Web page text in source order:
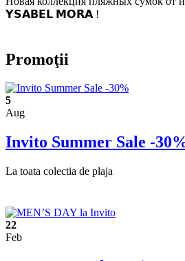
𝗬𝗦𝗔𝗕𝗘𝗟 𝗠𝗢𝗥𝗔 !
Promoţii
5
Aug
Invito Summer Sale -
La toata colectia de plaja
22
Feb